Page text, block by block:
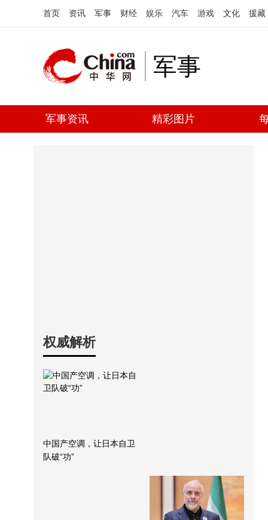
首页 资讯 军事 财经 娱乐 汽车 游戏 文化 援藏
军事
军事资讯 精彩图片
权威解析
中国产空调，让日本自卫
队破“功”